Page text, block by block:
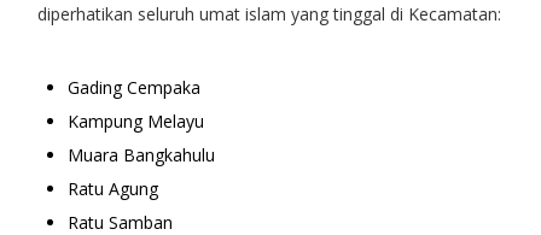
diperhatikan seluruh umat islam yang tinggal di Kecamatan:
Gading Cempaka
Kampung Melayu
Muara Bangkahulu
Ratu Agung
Ratu Samban